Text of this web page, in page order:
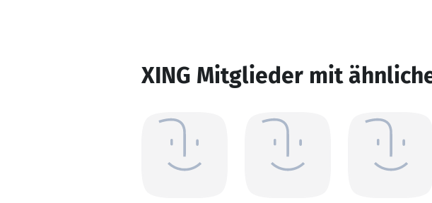
XING Mitglieder mit